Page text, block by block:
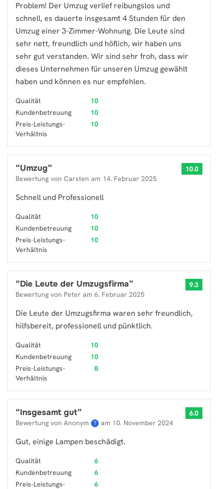
Problem! Der Umzug verlief reibungslos und
schnell, es dauerte insgesamt 4 Stunden für den
Umzug einer 3-Zimmer-Wohnung. Die Leute sind
sehr nett, freundlich und höflich, wir haben uns
sehr gut verstanden. Wir sind sehr froh, dass wir
dieses Unternehmen für unseren Umzug gewählt
haben und können es nur empfehlen.
Qualität
10
Kundenbetreuung
10
Preis-Leistungs-
Verhältnis
10
“Umzug”
Bewertung von Carsten am 14. Februar 2025
10.0
Schnell und Professionell
Qualität
10
Kundenbetreuung
10
Preis-Leistungs-
Verhältnis
10
“Die Leute der Umzugsfirma”
Bewertung von Peter am 6. Februar 2025
9.3
Die Leute der Umzugsfirma waren sehr freundlich,
hilfsbereit, professionell und pünktlich.
Qualität
10
Kundenbetreuung
10
Preis-Leistungs-
Verhältnis
8
“Insgesamt gut”
Bewertung von Anonym ? am 10. November 2024
6.0
Gut, einige Lampen beschädigt.
Qualität
6
Kundenbetreuung
6
Preis-Leistungs-
6